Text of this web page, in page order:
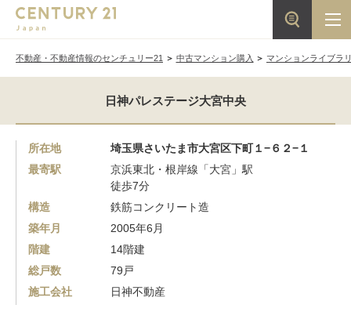
不動産・不動産情報のセンチュリー21 中古マンション購入 マンションライブラ
日神パレステージ大宮中央
所在地
埼玉県さいたま市大宮区下町１−６２−１
最寄駅
京浜東北・根岸線「大宮」駅
徒歩7分
構造
鉄筋コンクリート造
築年月
2005年6月
階建
14階建
総戸数
79戸
施工会社
日神不動産